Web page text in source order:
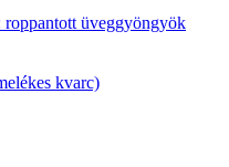
üveggyöngyök
kvarc)